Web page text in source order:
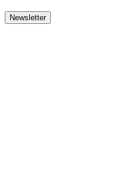
Newsletter